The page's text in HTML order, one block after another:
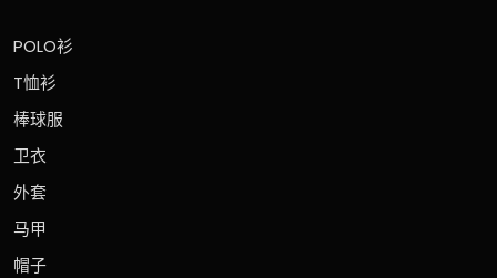
POLO衫
T恤衫
棒球服
卫衣
外套
马甲
帽子